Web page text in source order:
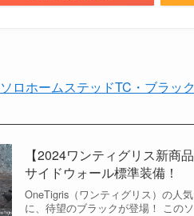
ソロホームステッドTC・ブラック
【2024ワンティグリス新商
サイドウォール標準装備！
OneTigris（ワンティグリス）の人
に、待望のブラックが登場！ この